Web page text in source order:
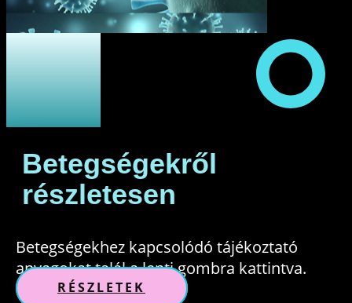
Betegségekről
részletesen
Betegségekhez kapcsolódó tájékoztató
anyagokat talál a lenti gombra kattintva.
RÉSZLETEK